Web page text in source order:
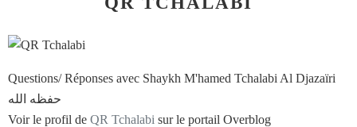
Questions/ Réponses avec Shaykh M'hamed Tchalabi Al Djazaïri
حفظه الله
Voir le profil de QR Tchalabi sur le portail Overblog